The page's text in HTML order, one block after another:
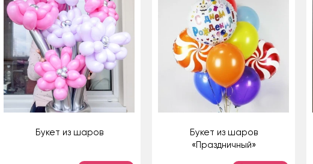
Букет из шаров
Букет из шаров
«Праздничный»